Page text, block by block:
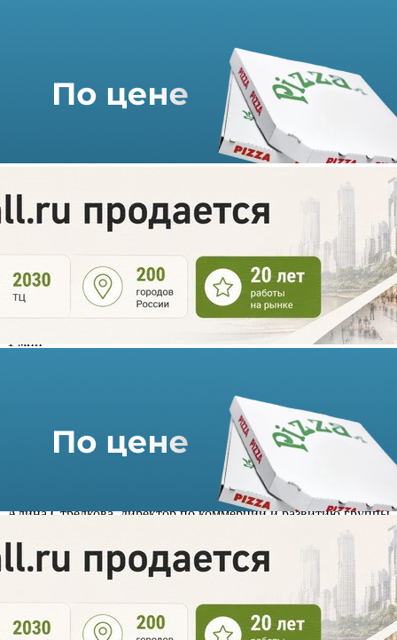
Подземный ТРЦ на
Павелецкой площади ввели в
эксплуатацию
15.12.2021 г. в 14:43
разрешение на ввод в эксплуатацию. Торговый центр общей
площадью 73 тыс кв. метров состоит из трех подземных
уровней. На двух верхних этажах разместились около 200
магазинов и гастрономическое пространство с кухнями
разных стран и авторскими концепциями. На третьем этаже
— супермаркет и парковка на 300 автомобилей.
Алина Стрелкова, директор по коммерции и развитию группы
«Павелецкая плаза» мы создадим уникальный ассортимент
брендов, где премиальные марки соседствуют с более
демократичными. В то же время основу нашего предложения
во всех сегментах составят флагманские концепции и
лимитированные коллекции, которые будут эксклюзивно
представлены в магазинах торговой галереи».